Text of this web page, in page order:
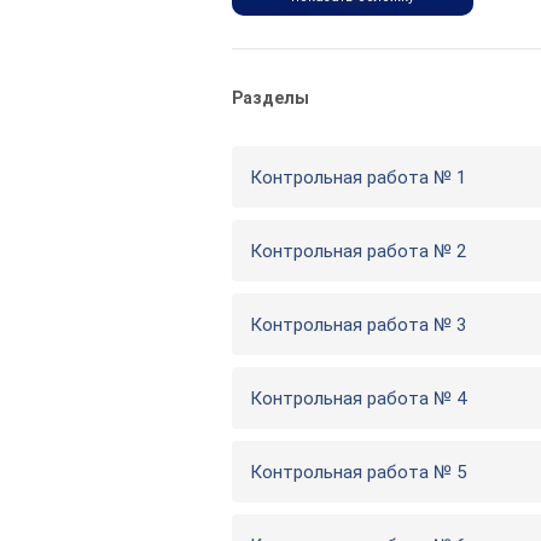
Разделы
Контрольная работа № 1
Контрольная работа № 2
Контрольная работа № 3
Контрольная работа № 4
Контрольная работа № 5